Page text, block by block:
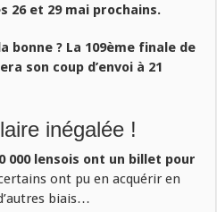
26 et 29 mai prochains.
bonne ? La 109ème finale de
son coup d’envoi à 21
inégalée !
000 lensois ont un billet pour
ont pu en acquérir en
biais…